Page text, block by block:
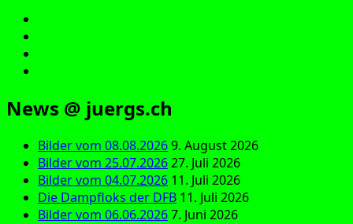
News @ juergs.ch
Bilder vom 08.08.20269. August 2026
Bilder vom 25.07.202627. Juli 2026
Bilder vom 04.07.2026 11. Juli 2026
Die Dampfloks der DFB 11. Juli 2026
Bilder vom 06.06.20267. Juni 2026